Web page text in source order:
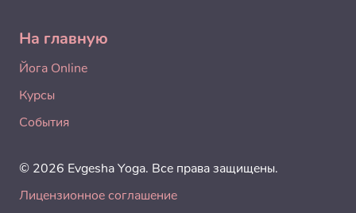
На главную
Йога Online
Курсы
События
© 2026 Evgesha Yoga. Все права защищены.
Лицензионное соглашение